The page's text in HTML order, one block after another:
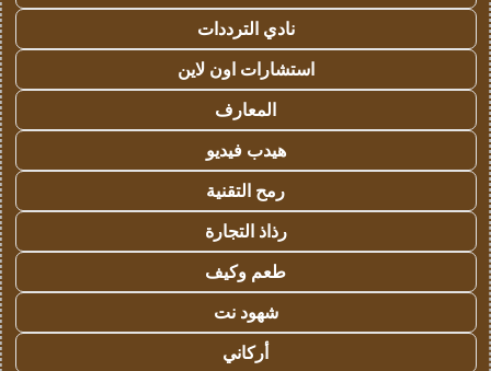
نادي الترددات
استشارات اون لاين
المعارف
هيدب فيديو
رمح التقنية
رذاذ التجارة
طعم وكيف
شهود نت
أركاني